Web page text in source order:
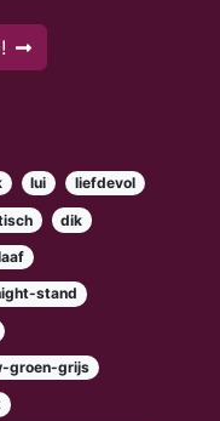
lui liefdevol
dik
stand
groen-grijs